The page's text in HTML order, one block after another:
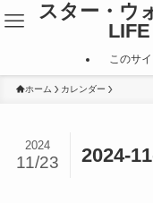
スター・ウ
このサ
ホーム カレンダー
2024-
2024
11/23